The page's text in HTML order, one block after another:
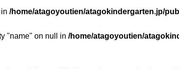
/home/atagoyoutien/atagokindergarten.jp/
"name" on null in /home/atagoyoutien/